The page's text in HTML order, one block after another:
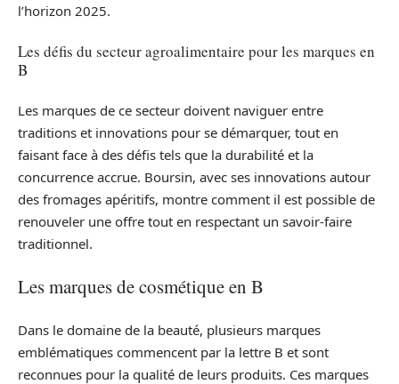
l’horizon 2025.
Les défis du secteur agroalimentaire pour les marques en
B
Les marques de ce secteur doivent naviguer entre
traditions et innovations pour se démarquer, tout en
faisant face à des défis tels que la durabilité et la
concurrence accrue. Boursin, avec ses innovations autour
des fromages apéritifs, montre comment il est possible de
renouveler une offre tout en respectant un savoir-faire
traditionnel.
Les marques de cosmétique en B
Dans le domaine de la beauté, plusieurs marques
emblématiques commencent par la lettre B et sont
reconnues pour la qualité de leurs produits. Ces marques